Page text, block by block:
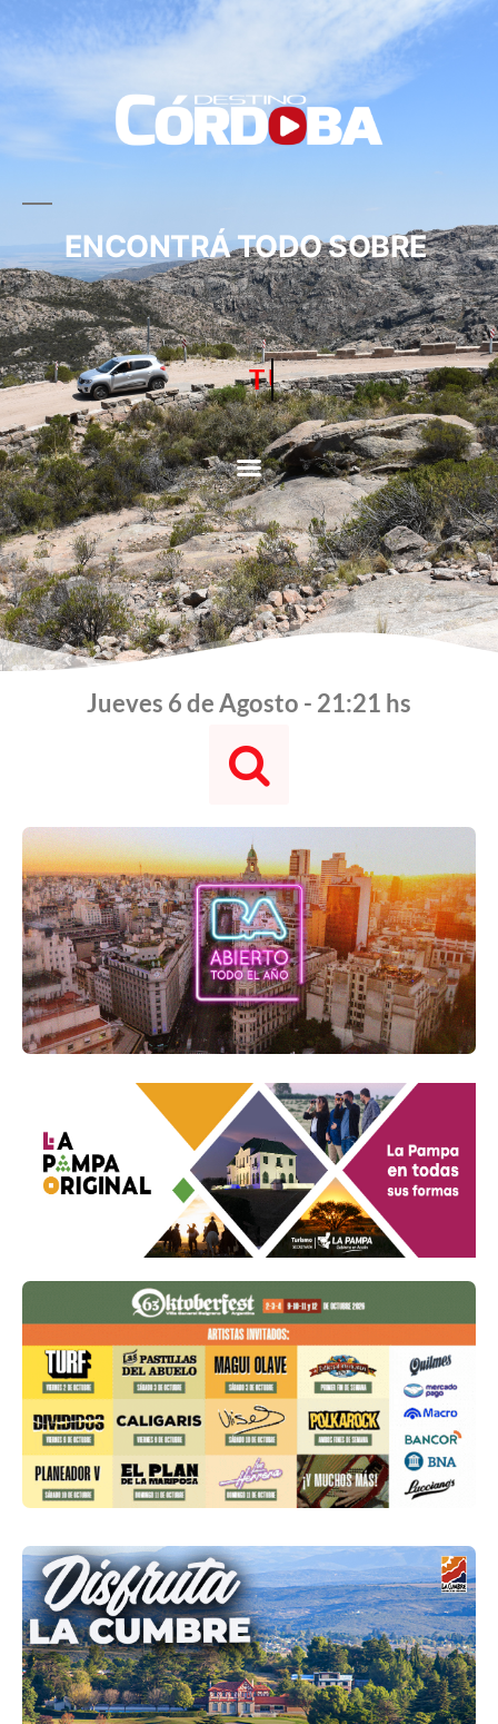
ENCONTRÁ TODO SOBRE
TURISMO
Jueves 6 de Agosto - 21:21 hs